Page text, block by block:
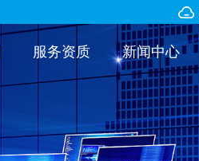
服务资质 新闻中心